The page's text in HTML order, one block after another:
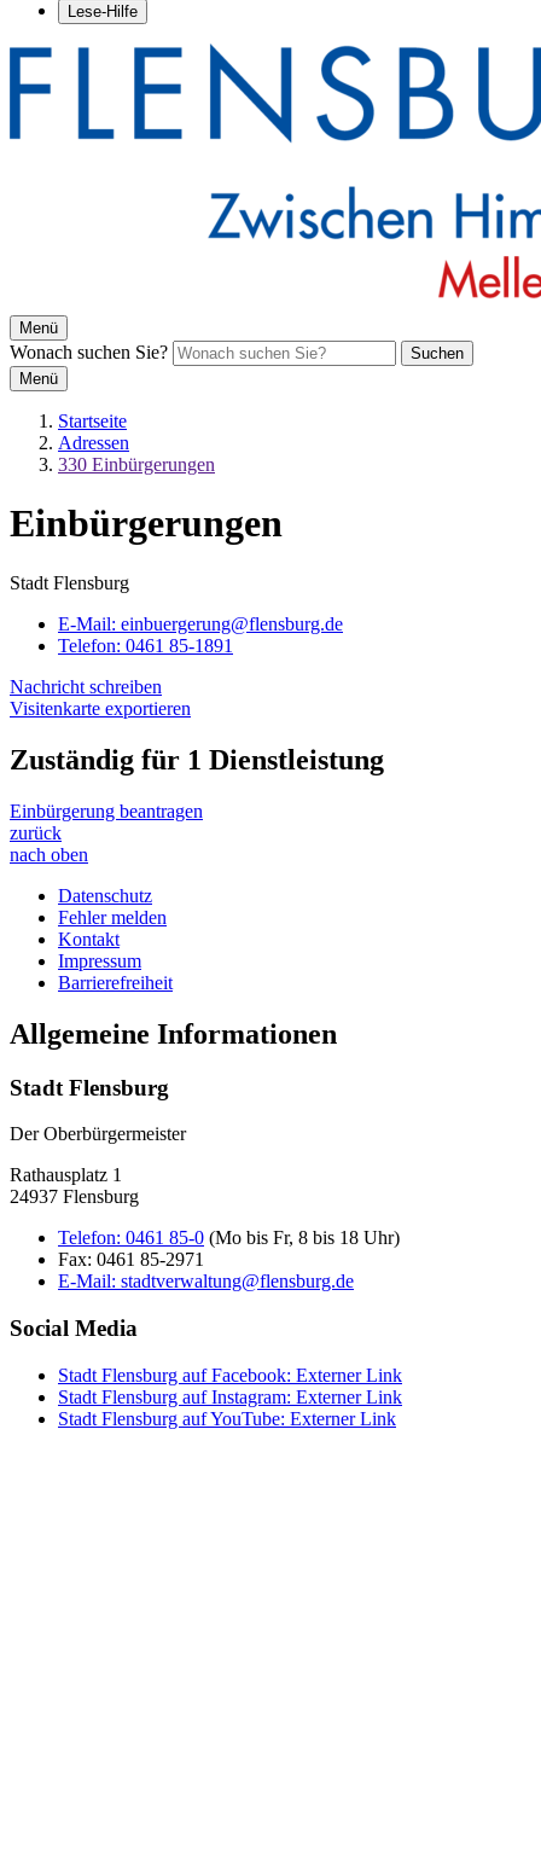
Lese-Hilfe
Menü
Wonach suchen Sie?
Suchen
Menü
Startseite
Adressen
330 Einbürgerungen
Einbürgerungen
Stadt Flensburg
E-Mail: einbuergerung@flensburg.de
Telefon: 0461 85-1891
Nachricht schreiben
Visitenkarte exportieren
Zuständig für 1 Dienstleistung
Einbürgerung beantragen
zurück
nach oben
Datenschutz
Fehler melden
Kontakt
Impressum
Barrierefreiheit
Allgemeine Informationen
Stadt Flensburg
Der Oberbürgermeister
Rathausplatz 1
24937 Flensburg
Telefon: 0461 85-0 (Mo bis Fr, 8 bis 18 Uhr)
Fax: 0461 85-2971
E-Mail: stadtverwaltung@flensburg.de
Social Media
Stadt Flensburg auf Facebook: Externer Link
Stadt Flensburg auf Instagram: Externer Link
Stadt Flensburg auf YouTube: Externer Link